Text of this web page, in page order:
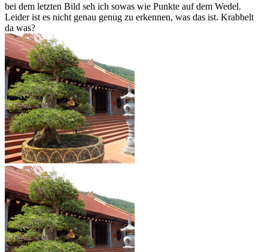
bei dem letzten Bild seh ich sowas wie Punkte auf dem Wedel.
Leider ist es nicht genau genug zu erkennen, was das ist. Krabbelt
da was?